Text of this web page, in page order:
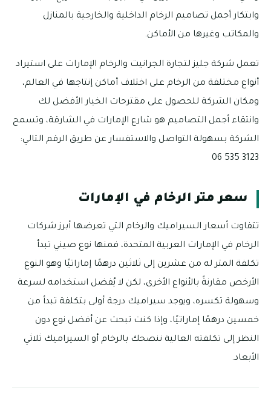
وابتكار أجمل تصاميم الرخام الداخلية والخارجية بالمنازل
والمكاتب وغيرها من الأماكن.
تعمل شركة جليز لتجارة الجرانيت والرخام الإمارات على استيراد
أنواع مختلفة من الرخام على اختلاف أماكن إنتاجها في العالم،
ومكان الشركة للحصول على مقترحات الخيار الأفضل لك
وانتقاء أجمل التصاميم هو شارع الإمارات في الشارقة، وتسمح
الشركة بسهولة التواصل والاستفسار عن طريق الرقم التالي:
3123 535 06
سعر متر الرخام في الإمارات
تتفاوت أسعار السيراميك والرخام التي تعرضها أبرز شركات
الرخام في الإمارات العربية المتحدة، فمنها نوع صيني تبدأ
تكلفة المتر له من عشرين إلى ثلاثين درهمًا إماراتيًا وهو النوع
الأرخص مقارنةً بالأنواع الأخرى، لكن لا يُفضل استخدامه لسرعة
وسهولة تكسره، ويوجد سيراميك درجة أولى بتكلفة تبدأ من
خمسين درهمًا إماراتيًا، وإذا كنت تبحث عن أفضل نوع دون
النظر إلى تكلفته العالية ننصحك بالرخام أو السيراميك ثلاثي
الأبعاد.